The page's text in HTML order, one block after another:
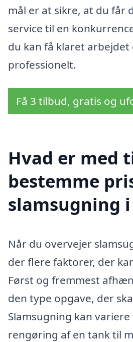
mål er at sikre, at du får
service til en
du kan få klaret
professionelt.
Få 3 tilbud, gratis og
Hvad er med
bestemme
slamsugning i
Når du overvejer
der flere faktorer, der
Først og fremmest
den type opgave, der
Slamsugning kan
rengøring af en tank til